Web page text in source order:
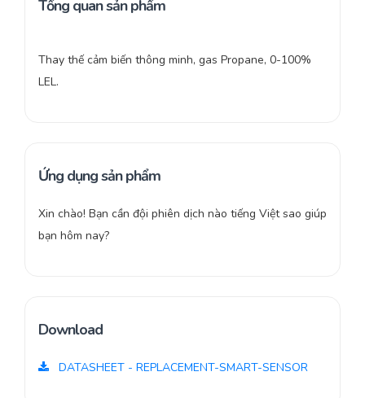
Tổng quan sản phẩm
Thay thế cảm biến thông minh, gas Propane, 0-100%
LEL.
Ứng dụng sản phẩm
Xin chào! Bạn cần đội phiên dịch nào tiếng Việt sao giúp
bạn hôm nay?
Download
DATASHEET - REPLACEMENT-SMART-SENSOR